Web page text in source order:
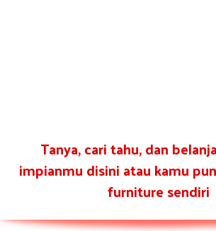
Tanya, cari tahu, dan
impianmu disini atau kamu
furniture sendiri